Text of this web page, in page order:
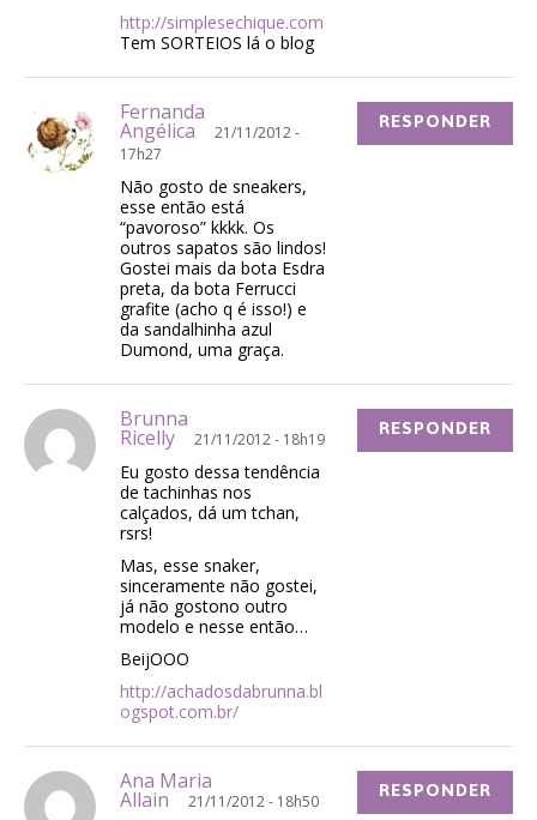
http://simplesechique.com
Tem SORTEIOS lá o blog
Fernanda
Angélica
21/11/2012 -
17h27
Não gosto de sneakers,
esse então está
“pavoroso” kkkk. Os
outros sapatos são lindos!
Gostei mais da bota Esdra
preta, da bota Ferrucci
grafite (acho q é isso!) e
da sandalhinha azul
Dumond, uma graça.
RESPONDER
Brunna
Ricelly 21/11/2012 - 18h19
Eu gosto dessa tendência
de tachinhas nos
calçados, dá um tchan,
rsrs!
Mas, esse snaker,
sinceramente não gostei,
já não gostono outro
modelo e nesse então…
BeijOOO
http://achadosdabrunna.bl
ogspot.com.br/
RESPONDER
Ana Maria
Allain 21/11/2012 - 18h50 RESPONDER